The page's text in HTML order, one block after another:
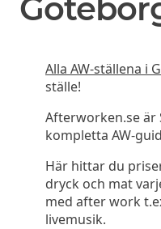
Alla AW-ställena i
ställe!
Afterworken.se är
kompletta AW-
Här hittar du
dryck och mat
med after work
livemusik.